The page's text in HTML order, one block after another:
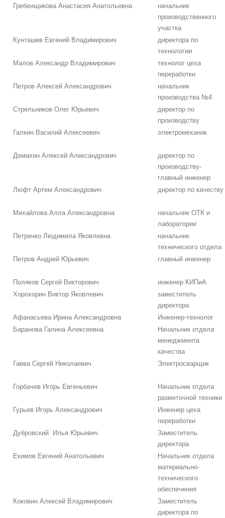
Гребенщикова Анастасия Анатольевна
начальник
производственного
участка
Кунташев Евгений Владимирович
директора по
технологии
Малов Александр Владимирович
технолог цеха
переработки
Петров Алексей Александрович
начальник
производства №4
Стрельников Олег Юрьевич
директор по
производству
Галкин Василий Алексеевич
электромеханик
Демахин Алексей Александрович
директор по
производству-
главный инженер
Люфт Артем Александрович
директор по качеству
Михайлова Алла Александровна
начальник ОТК и
лаборатории
Петренко Людимила Яковлевна
начальник
технического отдела
Петров Андрей Юрьевич
главный инженер
Поляков Сергей Викторович
инженер КИПиА
Хорохорин Виктор Яковлевич
заместитель
директора
Афанасьева Ирина Александровна
Инженер-технолог
Баранова Галина Алексеевна
Начальник отдела
менеджмента
качества
Гавва Сергей Николаевич
Электросварщик
Горбачев Игорь Евгеньевич
Начальник отдела
разметочной техники
Гурьев Игорь Александрович
Инженер цеха
переработки
Дубровский Илья Юрьевич
Заместитель
директора
Екимов Евгений Анатольевич
Начальник отдела
материально-
технического
обеспечения
Коковин Алексей Владимирович
Заместитель
директора по